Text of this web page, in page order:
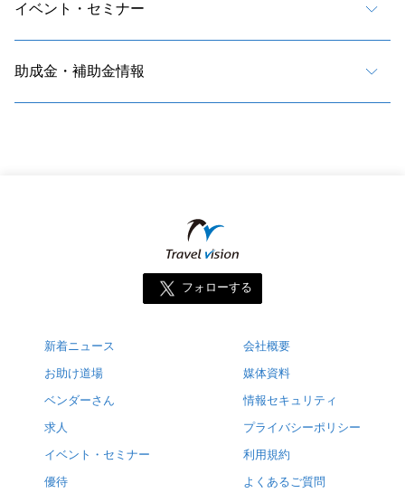
イベント・セミナー
助成金・補助金情報
フォローする
新着ニュース
お助け道場
ベンダーさん
求人
イベント・セミナー
優待
会社概要
媒体資料
情報セキュリティ
プライバシーポリシー
利用規約
よくあるご質問